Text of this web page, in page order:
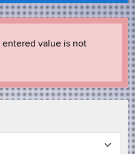
entered value is not